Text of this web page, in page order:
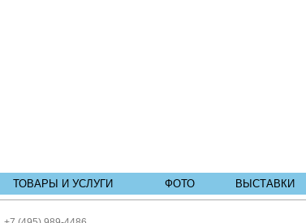
ТОВАРЫ И УСЛУГИ ФОТО ВЫСТАВКИ